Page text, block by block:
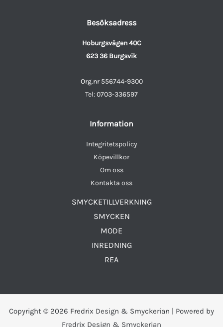
Besöksadress
Hoburgsvägen 40C
623 36 Burgsvik
Org.nr 556744-9300
Tel: 0703-336597
Information
Integritetspolicy
Köpevillkor
Om oss
Kontakta oss
SMYCKETILLVERKNING
SMYCKEN
MODE
INREDNING
REA
Copyright © 2026 Fredrix Design & Smyckerian | Powered by
Fredrix Design & Smyckerian